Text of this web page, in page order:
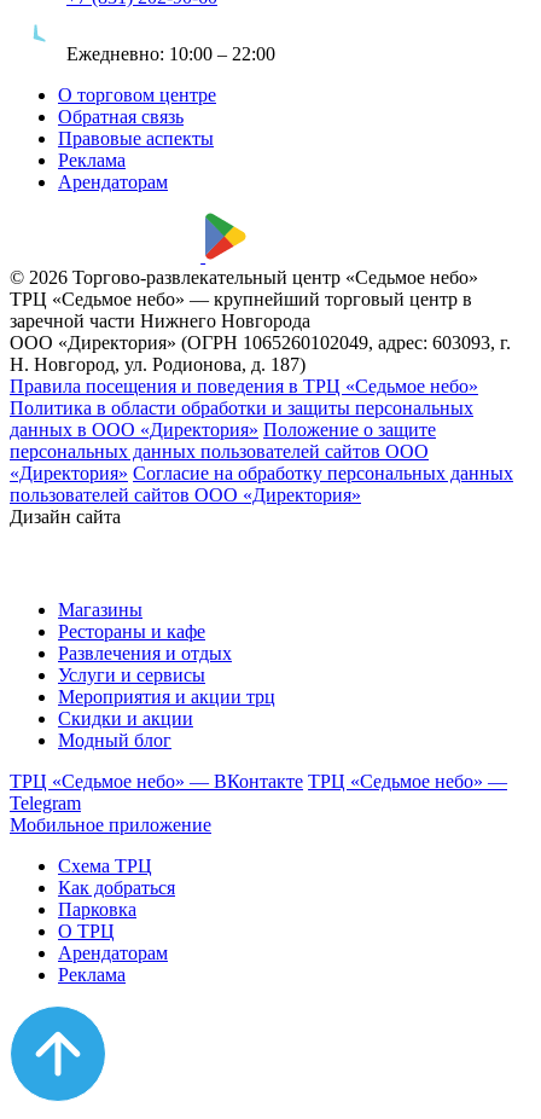
Ежедневно: 10:00 – 22:00
О торговом центре
Обратная связь
Правовые аспекты
Реклама
Арендаторам
© 2026 Торгово-развлекательный центр «Седьмое небо»
ТРЦ «Седьмое небо» — крупнейший торговый центр в
заречной части Нижнего Новгорода
ООО «Директория» (ОГРН 1065260102049, адрес: 603093, г.
Н. Новгород, ул. Родионова, д. 187)
Правила посещения и поведения в ТРЦ «Седьмое небо»
Политика в области обработки и защиты персональных
данных в ООО «Директория» Положение о защите
персональных данных пользователей сайтов ООО
«Директория» Согласие на обработку персональных данных
пользователей сайтов ООО «Директория»
Дизайн сайта
Магазины
Рестораны и кафе
Развлечения и отдых
Услуги и сервисы
Мероприятия и акции трц
Скидки и акции
Модный блог
ТРЦ «Седьмое небо» — ВКонтакте ТРЦ «Седьмое небо» —
Telegram
Мобильное приложение
Схема ТРЦ
Как добраться
Парковка
О ТРЦ
Арендаторам
Реклама